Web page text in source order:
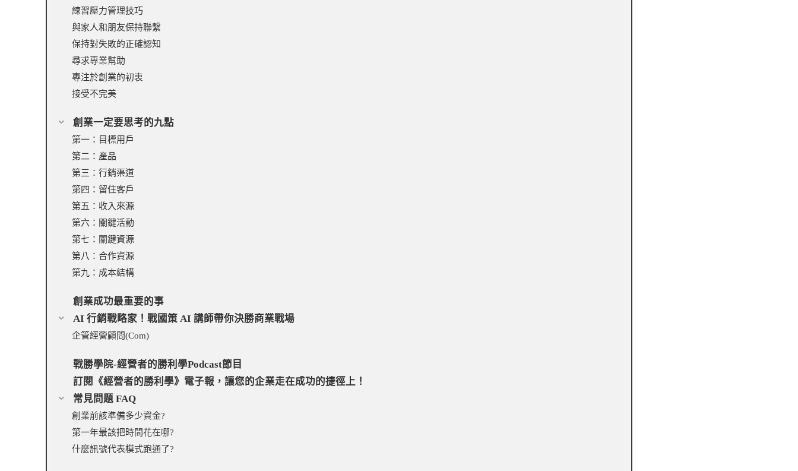
練習壓力管理技巧
與家人和朋友保持聯繫
保持對失敗的正確認知
尋求專業幫助
專注於創業的初衷
接受不完美
創業一定要思考的九點
第一：目標用戶
第二：產品
第三：行銷渠道
第四：留住客戶
第五：收入來源
第六：關鍵活動
第七：關鍵資源
第八：合作資源
第九：成本結構
創業成功最重要的事
AI 行銷戰略家！戰國策 AI 講師帶你決勝商業戰場
企管經營顧問(Com)
戰勝學院-經營者的勝利學Podcast節目
訂閱《經營者的勝利學》電子報，讓您的企業走在成功的捷徑上！
常見問題 FAQ
創業前該準備多少資金?
第一年最該把時間花在哪?
什麼訊號代表模式跑通了?